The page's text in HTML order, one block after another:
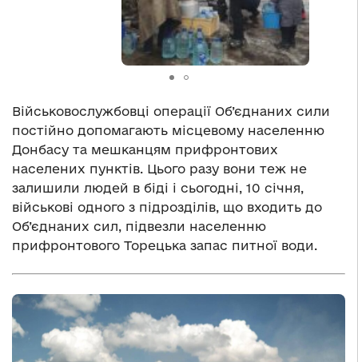
Військовослужбовці операції Об’єднаних сили
постійно допомагають місцевому населенню
Донбасу та мешканцям прифронтових
населених пунктів. Цього разу вони теж не
залишили людей в біді і сьогодні, 10 січня,
військові одного з підрозділів, що входить до
Об’єднаних сил, підвезли населенню
прифронтового Торецька запас питної води.